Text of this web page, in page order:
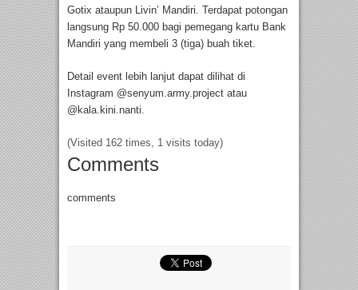
Gotix ataupun Livin’ Mandiri. Terdapat potongan
langsung Rp 50.000 bagi pemegang kartu Bank
Mandiri yang membeli 3 (tiga) buah tiket.
Detail event lebih lanjut dapat dilihat di
Instagram @senyum.army.project atau
@kala.kini.nanti.
(Visited 162 times, 1 visits today)
Comments
comments